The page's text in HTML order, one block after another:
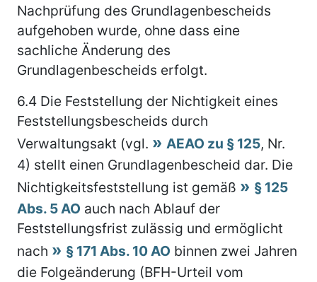
Nachprüfung des Grundlagenbescheids
aufgehoben wurde, ohne dass eine
sachliche Änderung des
Grundlagenbescheids erfolgt.
6.4 Die Feststellung der Nichtigkeit eines
Feststellungsbescheids durch
Verwaltungsakt (vgl.
AEAO zu § 125, Nr.
4) stellt einen Grundlagenbescheid dar. Die
Nichtigkeitsfeststellung ist gemäß
§ 125
Abs. 5 AO auch nach Ablauf der
Feststellungsfrist zulässig und ermöglicht
nach
§ 171 Abs. 10 AO binnen zwei Jahren
die Folgeänderung (BFH-Urteil vom